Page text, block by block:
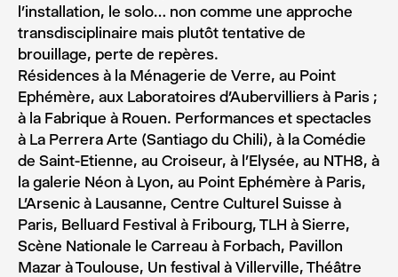
l’installation, le solo… non comme une approche
transdisciplinaire mais plutôt tentative de
brouillage, perte de repères.
Résidences à la Ménagerie de Verre, au Point
Ephémère, aux Laboratoires d’Aubervilliers à Paris ;
à la Fabrique à Rouen. Performances et spectacles
à La Perrera Arte (Santiago du Chili), à la Comédie
de Saint-Etienne, au Croiseur, à l’Elysée, au NTH8, à
la galerie Néon à Lyon, au Point Ephémère à Paris,
L’Arsenic à Lausanne, Centre Culturel Suisse à
Paris, Belluard Festival à Fribourg, TLH à Sierre,
Scène Nationale le Carreau à Forbach, Pavillon
Mazar à Toulouse, Un festival à Villerville, Théâtre